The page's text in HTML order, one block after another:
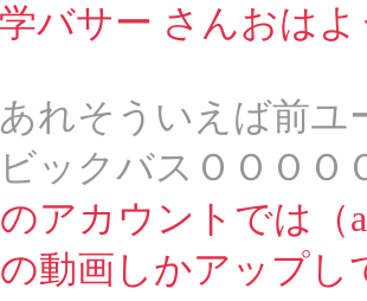
バサー さんおは
あれそういえば前
ビックバスＯＯＯ
アカウントでは（
動画しかアップし